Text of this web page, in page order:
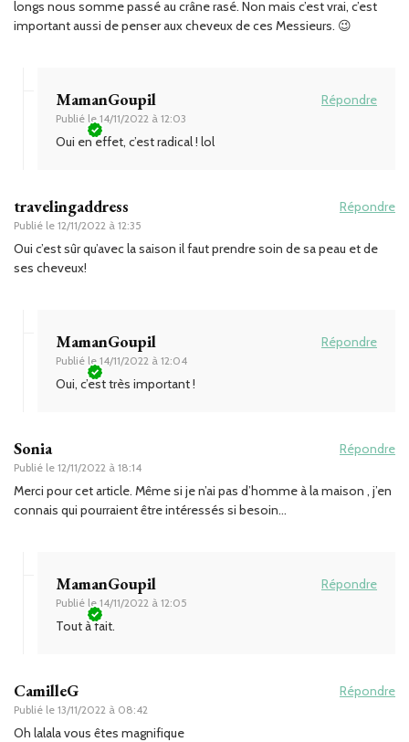
longs nous somme passé au crâne rasé. Non mais c’est vrai, c’est
important aussi de penser aux cheveux de ces Messieurs. 😉
MamanGoupil
Publié le 14/11/2022 à 12:03
Répondre
Oui en effet, c’est radical ! lol
travelingaddress
Publié le 12/11/2022 à 12:35
Répondre
Oui c’est sûr qu’avec la saison il faut prendre soin de sa peau et de
ses cheveux!
MamanGoupil
Publié le 14/11/2022 à 12:04
Répondre
Oui, c’est très important !
Sonia
Publié le 12/11/2022 à 18:14
Répondre
Merci pour cet article. Même si je n’ai pas d’homme à la maison , j’en
connais qui pourraient être intéressés si besoin…
MamanGoupil
Publié le 14/11/2022 à 12:05
Répondre
Tout à fait.
CamilleG
Publié le 13/11/2022 à 08:42
Répondre
Oh lalala vous êtes magnifique